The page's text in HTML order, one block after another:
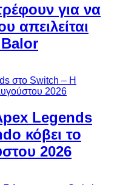
για να
απειλείται
Legends
κόβει το
2026